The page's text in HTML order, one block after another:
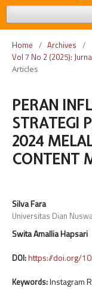
Home / Archives /
Vol 7 No 2 (2025):
Articles
PERAN
STRATEGI
2024
CONTENT
Silva Fara
Universitas Dian
Swita Amallia Hapsari
DOI:https://doi.org/
Keywords:Instagram